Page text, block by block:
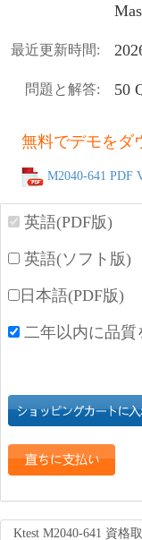
最近更新時間:
問題と解答: 50
無料でデモをダ
M2040-641 PDF
英語(PDF版)
英語(ソフト版)
日本語(PDF版)
二年以内に品質
Ktest M2040-641 資格